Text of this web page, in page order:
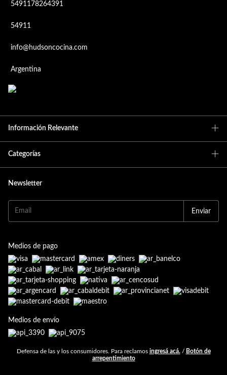
5491178264391
54911
info@hudsoncocina.com
Argentina
Información Relevante
Categorías
Newsletter
Medios de pago
Medios de envío
Defensa de las y los consumidores. Para reclamos ingresá acá. / Botón de
arrepentimiento